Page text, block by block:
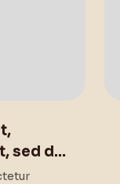
sed do